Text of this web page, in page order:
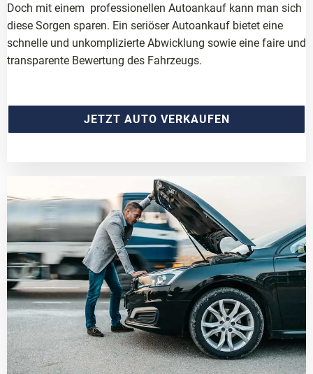
Doch mit einem professionellen Autoankauf kann man sich
diese Sorgen sparen. Ein seriöser Autoankauf bietet eine
schnelle und unkomplizierte Abwicklung sowie eine faire und
transparente Bewertung des Fahrzeugs.
JETZT AUTO VERKAUFEN